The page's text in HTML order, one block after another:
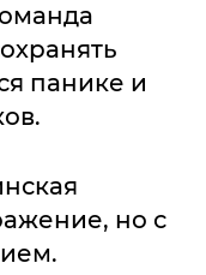
панике и
но с